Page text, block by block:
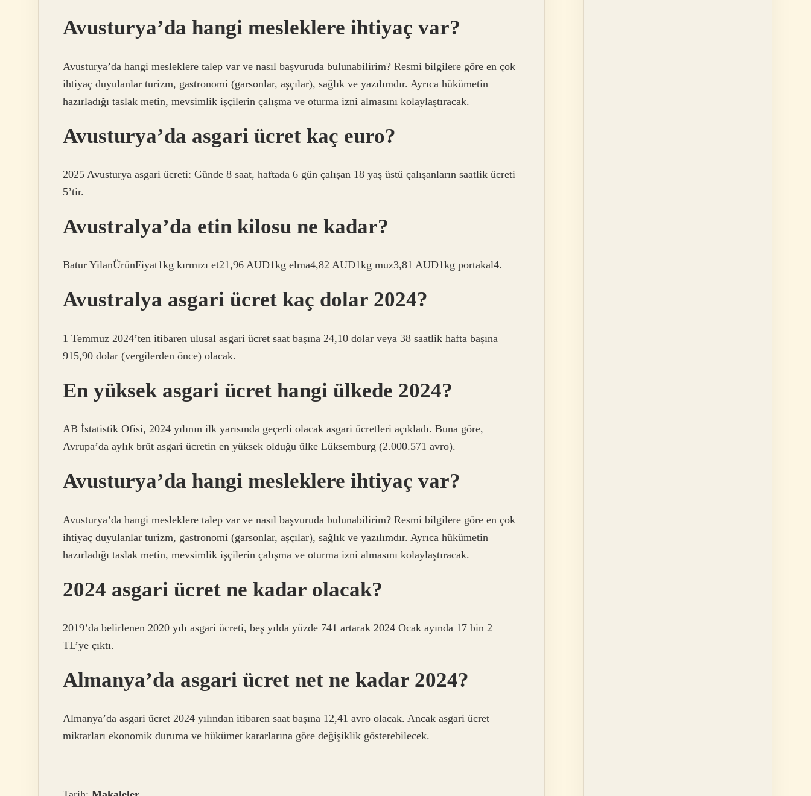
Avusturya’da hangi mesleklere ihtiyaç var?
Avusturya’da hangi mesleklere talep var ve nasıl başvuruda bulunabilirim? Resmi bilgilere göre en çok
ihtiyaç duyulanlar turizm, gastronomi (garsonlar, aşçılar), sağlık ve yazılımdır. Ayrıca hükümetin
hazırladığı taslak metin, mevsimlik işçilerin çalışma ve oturma izni almasını kolaylaştıracak.
Avusturya’da asgari ücret kaç euro?
2025 Avusturya asgari ücreti: Günde 8 saat, haftada 6 gün çalışan 18 yaş üstü çalışanların saatlik ücreti
5’tir.
Avustralya’da etin kilosu ne kadar?
Batur YilanÜrünFiyat1kg kırmızı et21,96 AUD1kg elma4,82 AUD1kg muz3,81 AUD1kg portakal4.
Avustralya asgari ücret kaç dolar 2024?
1 Temmuz 2024’ten itibaren ulusal asgari ücret saat başına 24,10 dolar veya 38 saatlik hafta başına
915,90 dolar (vergilerden önce) olacak.
En yüksek asgari ücret hangi ülkede 2024?
AB İstatistik Ofisi, 2024 yılının ilk yarısında geçerli olacak asgari ücretleri açıkladı. Buna göre,
Avrupa’da aylık brüt asgari ücretin en yüksek olduğu ülke Lüksemburg (2.000.571 avro).
Avusturya’da hangi mesleklere ihtiyaç var?
Avusturya’da hangi mesleklere talep var ve nasıl başvuruda bulunabilirim? Resmi bilgilere göre en çok
ihtiyaç duyulanlar turizm, gastronomi (garsonlar, aşçılar), sağlık ve yazılımdır. Ayrıca hükümetin
hazırladığı taslak metin, mevsimlik işçilerin çalışma ve oturma izni almasını kolaylaştıracak.
2024 asgari ücret ne kadar olacak?
2019’da belirlenen 2020 yılı asgari ücreti, beş yılda yüzde 741 artarak 2024 Ocak ayında 17 bin 2
TL’ye çıktı.
Almanya’da asgari ücret net ne kadar 2024?
Almanya’da asgari ücret 2024 yılından itibaren saat başına 12,41 avro olacak. Ancak asgari ücret
miktarları ekonomik duruma ve hükümet kararlarına göre değişiklik gösterebilecek.